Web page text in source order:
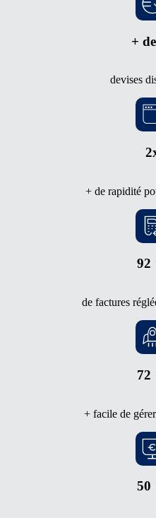
+
devises
+ de rapidité
92
de factures
72
+ facile de
50